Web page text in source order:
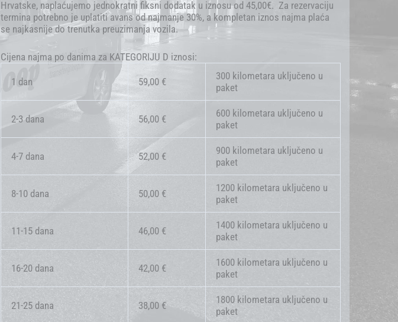
Hrvatske, naplaćujemo jednokratni fiksni dodatak u iznosu od 45,00€. Za rezervaciju
termina potrebno je uplatiti avans od najmanje 30%, a kompletan iznos najma plaća
se najkasnije do trenutka preuzimanja vozila.
Cijena najma po danima za KATEGORIJU D iznosi:
1 dan 59,00 €
300 kilometara uključeno u
paket
2-3 dana 56,00 €
600 kilometara uključeno u
paket
4-7 dana 52,00 €
900 kilometara uključeno u
paket
8-10 dana 50,00 €
1200 kilometara uključeno u
paket
11-15 dana 46,00 €
1400 kilometara uključeno u
paket
16-20 dana 42,00 €
1600 kilometara uključeno u
paket
21-25 dana 38,00 €
1800 kilometara uključeno u
paket